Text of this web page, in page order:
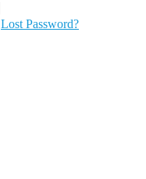
Lost Password?